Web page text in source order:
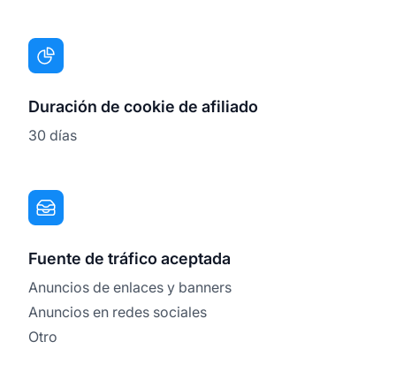
Duración de cookie de afiliado
30 días
Fuente de tráfico aceptada
Anuncios de enlaces y banners
Anuncios en redes sociales
Otro